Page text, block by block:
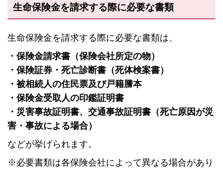
生命保険金を請求する際に必要な書類
生命保険金を請求する際に必要な書類は、
・保険金請求書（保険会社所定の物）
・保険証券・死亡診断書（死体検案書）
・被相続人の住民票及び戸籍謄本
・保険金受取人の印鑑証明書
・災害事故証明書、交通事故証明書（死亡原因が災
害・事故による場合）
などが挙げられます。
※必要書類は各保険会社によって異なる場合があり